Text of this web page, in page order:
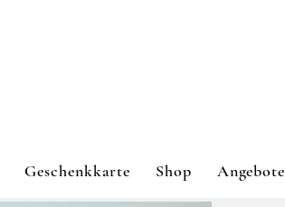
Geschenkkarte Shop Angebote